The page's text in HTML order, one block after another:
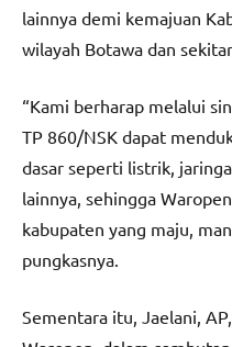
lainnya demi kemajuan
wilayah Botawa dan
“Kami berharap melalui
TP 860/NSK dapat
dasar seperti listrik,
lainnya, sehingga
kabupaten yang maju,
pungkasnya.
Sementara itu, Jaelani,